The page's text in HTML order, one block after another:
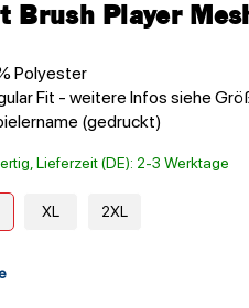
Brush Player
Polyester
Fit - weitere Infos siehe
(gedruckt)
Lieferzeit (DE): 2-3 Werktage
XL 2XL